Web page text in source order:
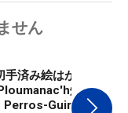
せん
手済み絵はがき -
灯台
Perros-Guirec